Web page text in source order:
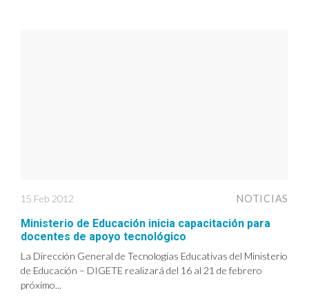
15 Feb 2012 NOTICIAS
Ministerio de Educación inicia capacitación para
docentes de apoyo tecnológico
La Dirección General de Tecnologías Educativas del Ministerio
de Educación – DIGETE realizará del 16 al 21 de febrero
próximo...